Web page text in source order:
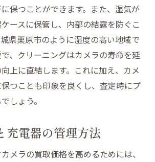
保つことができます。また、湿気が
ースに保管し、内部の結露を防ぐこ
県栗原市のように湿度の高い地域で
、クリーニングはカメラの寿命を延
上に直結します。これに加え、カメ
つことも印象を良くし、査定時にプ
しょう。
充電器の管理方法
メラの買取価格を高めるためには、